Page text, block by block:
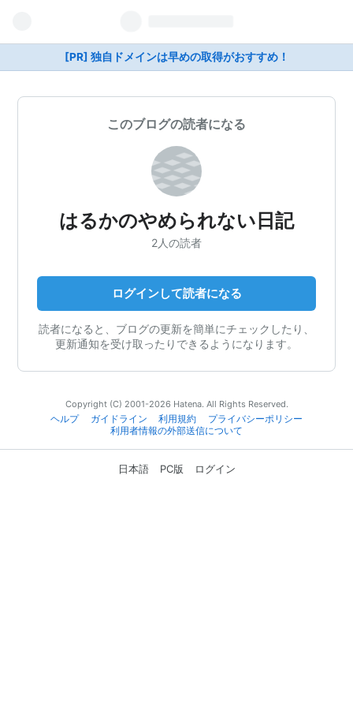
[PR] 独自ドメインは早めの取得がおすすめ！
このブログの読者になる
はるかのやめられない日記
2人の読者
ログインして読者になる
読者になると、ブログの更新を簡単にチェックしたり、
更新通知を受け取ったりできるようになります。
Copyright (C) 2001-2026 Hatena. All Rights Reserved.
ヘルプ
ガイドライン 利用規約
プライバシーポリシー
利用者情報の外部送信について
日本語 PC版 ログイン